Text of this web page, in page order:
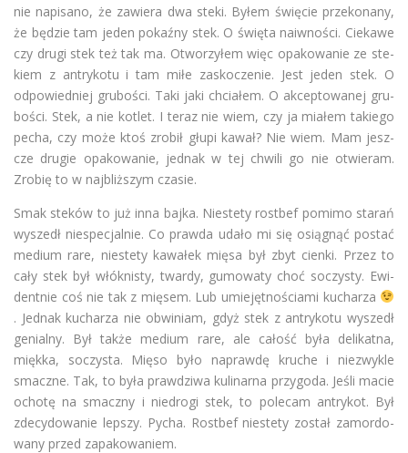
nie napi­sano, że zawiera dwa steki. Byłem świę­cie prze­ko­nany,
że będzie tam jeden pokaźny stek. O święta naiwności. Cie­kawe
czy drugi stek też tak ma. Otwo­rzy­łem więc opa­ko­wa­nie ze ste­
kiem z antry­kotu i tam miłe zasko­cze­nie. Jest jeden stek. O
odpo­wied­niej gru­bo­ści. Taki jaki chcia­łem. O akcep­to­wa­nej gru­
bo­ści. Stek, a nie kotlet. I teraz nie wiem, czy ja mia­łem takiego
pecha, czy może ktoś zro­bił głupi kawał? Nie wiem. Mam jesz­
cze dru­gie opa­ko­wa­nie, jed­nak w tej chwili go nie otwie­ram.
Zro­bię to w naj­bliż­szym czasie.
Smak ste­ków to już inna bajka. Nie­stety rost­bef pomimo sta­rań
wyszedł nie­spe­cjal­nie. Co prawda udało mi się osią­gnąć postać
medium rare, nie­stety kawa­łek mięsa był zbyt cienki. Przez to
cały stek był włók­ni­sty, twardy, gumo­waty choć soczy­sty. Ewi­
dent­nie coś nie tak z mię­sem. Lub umie­jęt­no­ściami kucha­rza
. Jed­nak kucha­rza nie obwi­niam, gdyż stek z antry­kotu wyszedł
genialny. Był także medium rare, ale całość była deli­katna,
miękka, soczy­sta. Mięso było naprawdę kru­che i nie­zwy­kle
smaczne. Tak, to była praw­dziwa kuli­narna przy­goda. Jeśli macie
ochotę na smaczny i nie­drogi stek, to pole­cam antry­kot. Był
zde­cy­do­wa­nie lep­szy. Pycha. Rost­bef nie­stety został zamor­do­
wany przed zapakowaniem.